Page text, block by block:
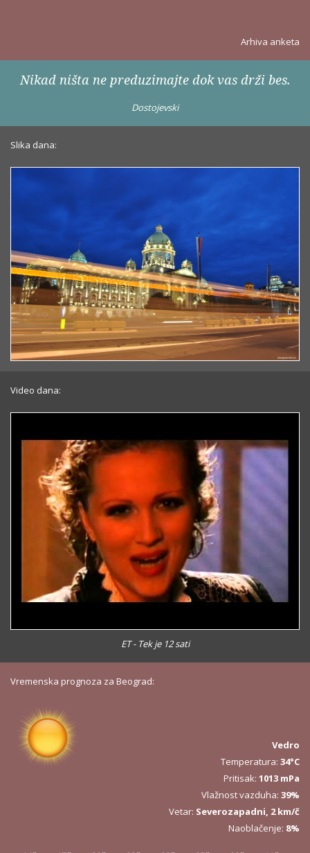
Arhiva anketa
Nikad ništa ne preduzimajte dok vas drži bes.
Dostojevski
Slika dana:
Video dana:
ET - Tek je 12 sati
Vremenska prognoza za Beograd:
Vedro
Temperatura: 34°C
Pritisak: 1013 mPa
Vlažnost vazduha: 39%
Vetar: Severozapadni, 2 km/č
Naoblačenje: 8%